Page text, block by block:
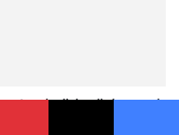
طريقة عمل البيتزا بالفراخ و 3